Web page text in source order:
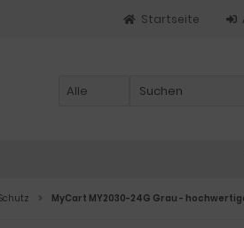
Startseite
MyCart MY2030-24G Grau -